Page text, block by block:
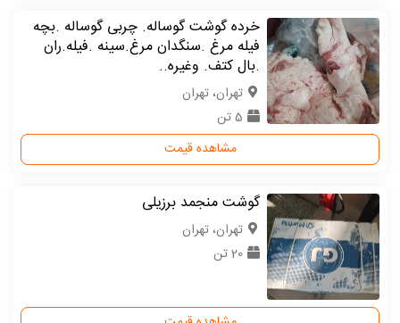
خرده گوشت گوساله. چربی گوساله .بچه
فیله مرغ .سنگدان مرغ.سینه .فیله.ران
.بال کتف. وغیره..
تهران، تهران
5 تن
مشاهده قیمت
گوشت منجمد برزیلی
تهران، تهران
20 تن